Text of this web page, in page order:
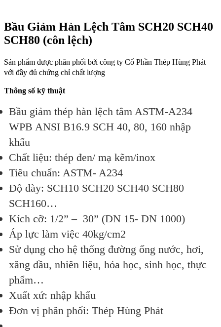
Bầu Giảm Hàn Lệch Tâm SCH20 SCH40
SCH80 (côn lệch)
Sản phẩm được phân phối bởi công ty Cổ Phần Thép Hùng Phát
với đầy đủ chứng chỉ chất lượng
Thông số kỹ thuật
Bầu giảm thép hàn lệch tâm ASTM-A234
WPB ANSI B16.9 SCH 40, 80, 160 nhập
khẩu
Chất liệu: thép đen/ mạ kẽm/inox
Tiêu chuẩn: ASTM- A234
Độ dày: SCH10 SCH20 SCH40 SCH80
SCH160…
Kích cỡ: 1/2” – 30” (DN 15- DN 1000)
Áp lực làm việc 40kg/cm2
Sử dụng cho hệ thống đường ống nước, hơi,
xăng dầu, nhiên liệu, hóa học, sinh học, thực
phẩm…
Xuất xứ: nhập khẩu
Đơn vị phân phối: Thép Hùng Phát